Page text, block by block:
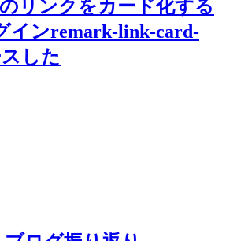
リンクをカード化する
インremark-link-card-
した